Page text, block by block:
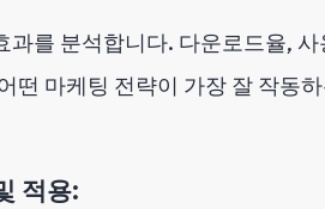
과를 분석합니다. 다운로드율,
떤 마케팅 전략이 가장 잘 작동
적용: